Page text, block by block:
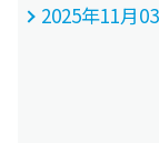
2025年11月